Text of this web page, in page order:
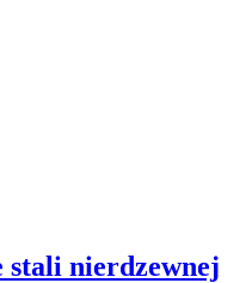
stali nierdzewnej